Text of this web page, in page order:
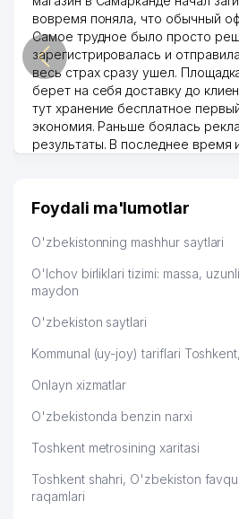
48 OCEAN-SEEFOOD MChJ
49
FAYSEL KONSTRUKTION
MChJ
вовремя поняла, что обычный
Самое трудное было просто
зарегистрировалась и
весь страх сразу ушел.
берет на себя доставку до
тут хранение бесплатное
экономия. Раньше боялась
результаты. В последнее время
дальше развиваюсь потихоньку😊
Hamida 03.08.2026 12:45:39
Foydali ma'lumotlar
O'zbekistonning mashhur saytlari
O'lchov birliklari tizimi: massa,
maydon
O'zbekiston saytlari
Kommunal (uy-joy) tariflari
Onlayn xizmatlar
O'zbekistonda benzin narxi
Toshkent metrosining xaritasi
Toshkent shahri, O'zbekiston
raqamlari